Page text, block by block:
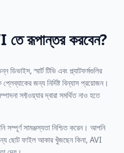
রূপান্তর করবেন?
ডিভাইস, স্মার্ট টিভি এবং প্ল্যাটফর্মগুলির
জন্য নির্দিষ্ট বিন্যাস প্রয়োজন।
সফ্টওয়্যার দ্বারা সমর্থিত নাও হতে
সামঞ্জস্যতা নিশ্চিত করেন। আপনি
ছোট ফাইল আকার খুঁজছেন কিনা, AVI